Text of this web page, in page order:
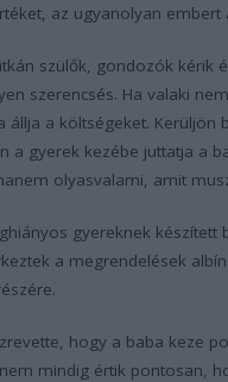
az ugyanolyan embert
szülők, gondozók kérik
szerencsés. Ha valaki
állja a költségeket. Kerüljön
a gyerek kezébe juttatja a
olyasvalami, amit
gyereknek készített
a megrendelések
hogy a baba keze
mindig értik pontosan,